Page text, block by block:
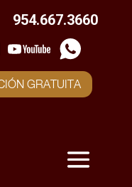
954.667.3660
GRATUITA